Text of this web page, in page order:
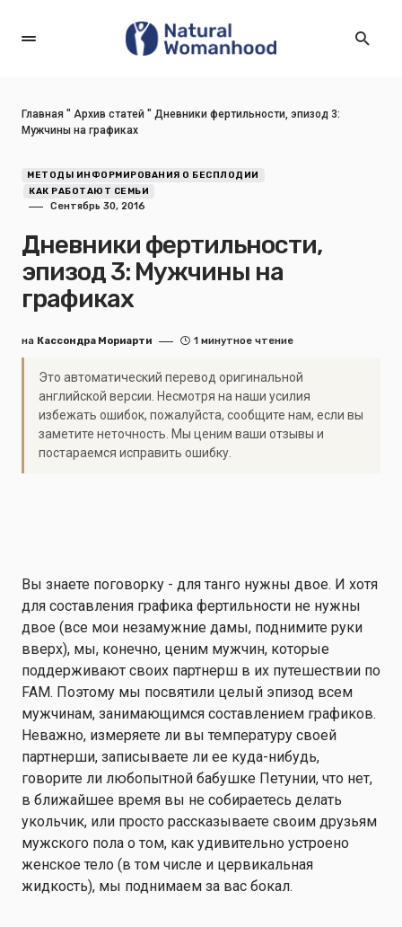
Главная " Архив статей " Дневники фертильности, эпизод 3:
Мужчины на графиках
МЕТОДЫ ИНФОРМИРОВАНИЯ О БЕСПЛОДИИ
КАК РАБОТАЮТ СЕМЬИ
Сентябрь 30, 2016
Дневники фертильности,
эпизод 3: Мужчины на
графиках
на Кассондра Мориарти 1 минутное чтение
Это автоматический перевод оригинальной
английской версии. Несмотря на наши усилия
избежать ошибок, пожалуйста, сообщите нам, если вы
заметите неточность. Мы ценим ваши отзывы и
постараемся исправить ошибку.
Вы знаете поговорку - для танго нужны двое. И хотя
для составления графика фертильности не нужны
двое (все мои незамужние дамы, поднимите руки
вверх), мы, конечно, ценим мужчин, которые
поддерживают своих партнерш в их путешествии по
FAM. Поэтому мы посвятили целый эпизод всем
мужчинам, занимающимся составлением графиков.
Неважно, измеряете ли вы температуру своей
партнерши, записываете ли ее куда-нибудь,
говорите ли любопытной бабушке Петунии, что нет,
в ближайшее время вы не собираетесь делать
укольчик, или просто рассказываете своим друзьям
мужского пола о том, как удивительно устроено
женское тело (в том числе и цервикальная
жидкость), мы поднимаем за вас бокал.